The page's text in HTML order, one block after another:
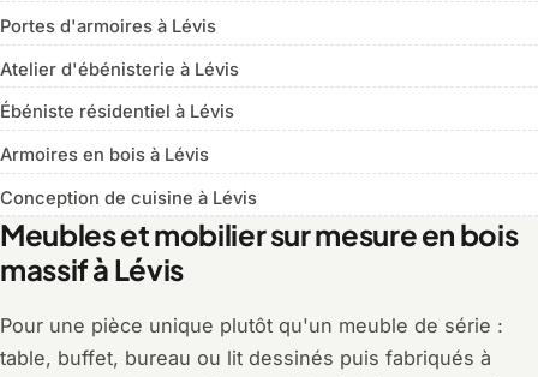
Portes d'armoires à Lévis
Atelier d'ébénisterie à Lévis
Ébéniste résidentiel à Lévis
Armoires en bois à Lévis
Conception de cuisine à Lévis
Meubles et mobilier sur mesure en bois
massif à Lévis
Pour une pièce unique plutôt qu'un meuble de série :
table, buffet, bureau ou lit dessinés puis fabriqués à